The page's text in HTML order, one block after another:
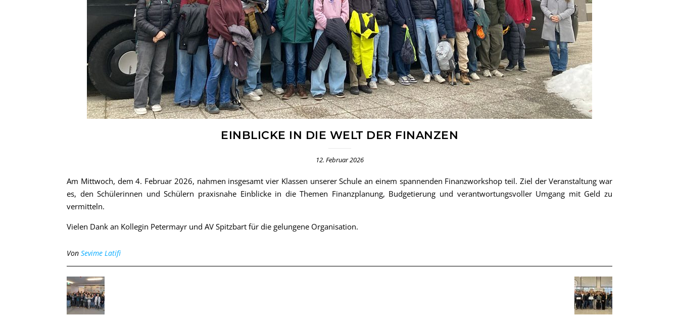
EINBLICKE IN DIE WELT DER FINANZEN
12. Februar 2026
Am Mittwoch, dem 4. Februar 2026, nahmen insgesamt vier Klassen unserer Schule an einem spannenden Finanzworkshop teil. Ziel der Veranstaltung war
es, den Schülerinnen und Schülern praxisnahe Einblicke in die Themen Finanzplanung, Budgetierung und verantwortungsvoller Umgang mit Geld zu
vermitteln.
Vielen Dank an Kollegin Petermayr und AV Spitzbart für die gelungene Organisation.
Von Sevime Latifi